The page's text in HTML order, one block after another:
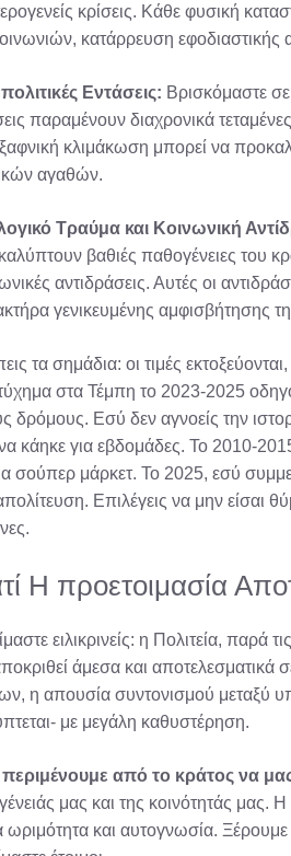
κρίσεις. Κάθε φυσική
κατάρρευση
Εντάσεις: Βρισκόμαστε σε
παραμένουν διαχρονικά
κλιμάκωση μπορεί να
αγαθών.
Τραύμα και Κοινωνική
βαθιές παθογένειες του
αντιδράσεις. Αυτές οι
γενικευμένης αμφισβήτησης
τα σημάδια: οι τιμές
στα Τέμπη το 2023-2025
δρόμους. Εσύ δεν αγνοείς την
κάηκε για εβδομάδες. Το 2010-
σούπερ μάρκετ. Το 2025, εσύ
Επιλέγεις να μην είσαι
Η προετοιμασία
ειλικρινείς: η Πολιτεία,
άμεσα και αποτελεσματικά
η απουσία συντονισμού μεταξύ
με μεγάλη καθυστέρηση.
από το κράτος να
μας και της κοινότητάς
ωριμότητα και αυτογνωσία. Ξέρουμε